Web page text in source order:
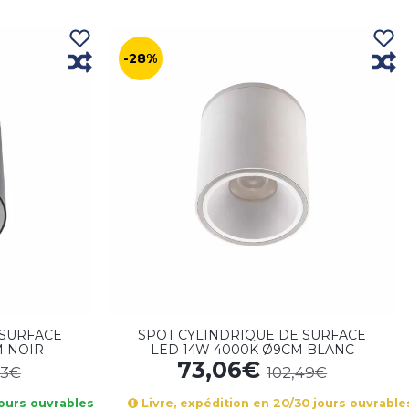
NOIR
ouvrables
-28%
SPOT CYLINDRIQUE DE SURFACE
LED 14W 4000K Ø9CM BLANC
73,06€102,49€
Livre, expédition en 20/30 jours